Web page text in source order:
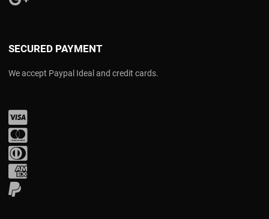
SECURED PAYMENT
We accept Paypal Ideal and credit cards.
PayPal